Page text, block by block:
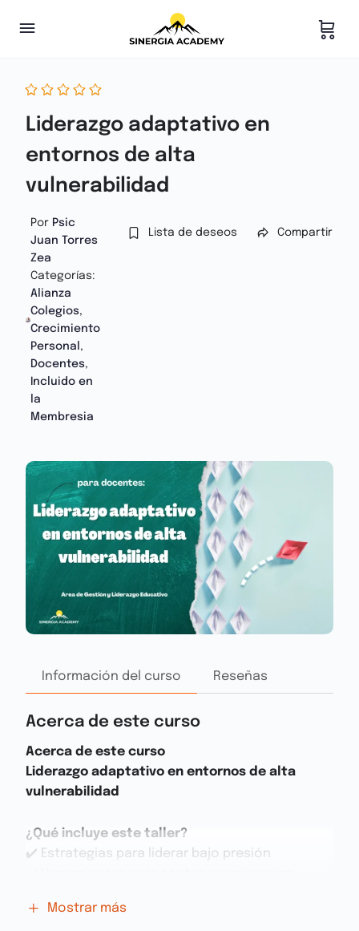
Liderazgo adaptativo en
entornos de alta
vulnerabilidad
Por Psic
Juan Torres
Zea
Categorías:
Alianza
Colegios,
Crecimiento
Personal ,
Docentes,
Incluido en
la
Membresia
Lista de deseos Compartir
Información del curso Reseñas
Acerca de este curso
Acerca de este curso
Liderazgo adaptativo en entornos de alta
vulnerabilidad
¿Qué incluye este taller?
✔️ Estrategias para liderar bajo presión
✔️ Modelos adaptativos para decisiones
Mostrar más